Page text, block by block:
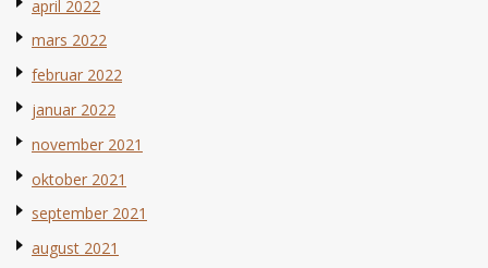
april 2022
mars 2022
februar 2022
januar 2022
november 2021
oktober 2021
september 2021
august 2021